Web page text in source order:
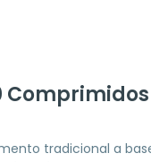
Comprimidos
tradicional a